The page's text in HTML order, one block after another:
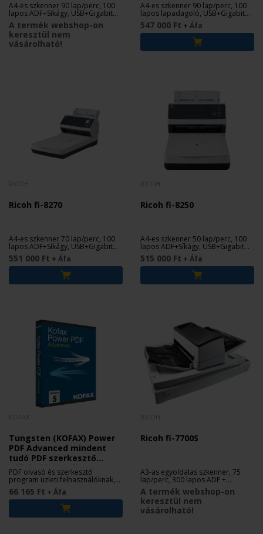
A4-es szkenner 90 lap/perc, 100
lapos ADF+Síkágy, USB+Gigabit
Ethernet
A termék webshop-on
keresztül nem
vásárolható!
A4-es szkenner 90 lap/perc, 100
lapos lapadagoló, USB+Gigabit
Ethernet
547 000 Ft + Áfa
Ricoh fi-8270
A4-es szkenner 70 lap/perc, 100
lapos ADF+Síkágy, USB+Gigabit
Ethernet
551 000 Ft + Áfa
Ricoh fi-8250
A4-es szkenner 50 lap/perc, 100
lapos ADF+Síkágy, USB+Gigabit
Ethernet
515 000 Ft + Áfa
Tungsten (KOFAX) Power
PDF Advanced mindent
tudó PDF szerkesztő
vállalati használatra
PDF olvasó és szerkesztő
program üzleti felhasználóknak,
örökös licenc.
66 165 Ft + Áfa
Ricoh fi-7700S
A3-as egyoldalas szkenner, 75
lap/perc, 300 lapos ADF +
beépített síkágy
A termék webshop-on
keresztül nem
vásárolható!